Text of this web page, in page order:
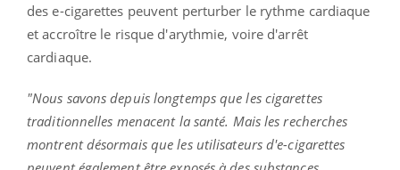
des e-cigarettes peuvent perturber le rythme cardiaque
et accroître le risque d'arythmie, voire d'arrêt
cardiaque.
"Nous savons depuis longtemps que les cigarettes
traditionnelles menacent la santé. Mais les recherches
montrent désormais que les utilisateurs d'e-cigarettes